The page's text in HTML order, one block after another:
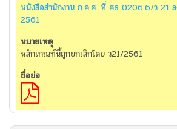
หนังสือสำนักงาน ก.ค.ศ. ที่ ศธ 0206.6/ว 21
2561
หลักเกณฑ์นี้ถูกยกเลิกโดย ว21/2561